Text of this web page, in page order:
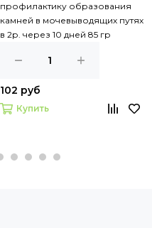
профилактику образования
камней в мочевыводящих путях
в 2р. через 10 дней 85 гр
102 руб
Купить